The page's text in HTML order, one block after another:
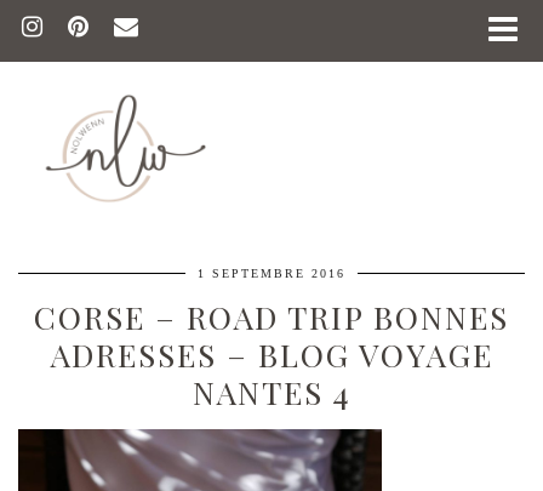
1 SEPTEMBRE 2016
CORSE – ROAD TRIP BONNES
ADRESSES – BLOG VOYAGE
NANTES 4